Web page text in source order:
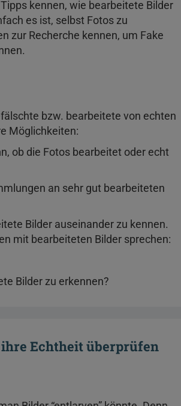
kennen, wie bearbeitete Bilder
es ist, selbst Fotos zu
zur Recherche kennen, um Fake
bzw. bearbeitete von echten
Möglichkeiten:
ob die Fotos bearbeitet oder echt
an sehr gut bearbeiteten
Bilder auseinander zu kennen.
mit bearbeiteten Bilder sprechen:
Bilder zu erkennen?
Echtheit überprüfen